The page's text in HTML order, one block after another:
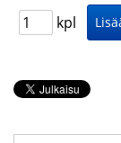
kpl